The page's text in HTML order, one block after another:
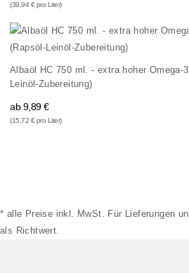
(39,94 € pro Liter)
Albaöl HC 750 ml. - extra hoher Omega-
Leinöl-Zubereitung)
ab9,89 €
(15,72 € pro Liter)
* alle Preise inkl. MwSt. Für Lieferungen
als Richtwert.